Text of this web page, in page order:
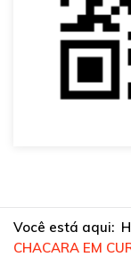
Você está aqui:
CHACARA EM